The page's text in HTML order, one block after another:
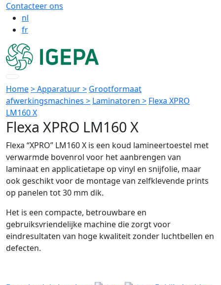
Contacteer ons
nl
fr
Home> Apparatuur > Grootformaat
afwerkingsmachines > Laminatoren > Flexa XPRO
LM160 X
Flexa XPRO LM160 X
Flexa “XPRO” LM160 X is een koud lamineertoestel met
verwarmde bovenrol voor het aanbrengen van
laminaat en applicatietape op vinyl en snijfolie, maar
ook geschikt voor de montage van zelfklevende prints
op panelen tot 30 mm dik.
Het is een compacte, betrouwbare en
gebruiksvriendelijke machine die zorgt voor
eindresultaten van hoge kwaliteit zonder luchtbellen en
defecten.